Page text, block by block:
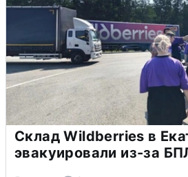
Склад Wildberries в
эвакуировали из-за